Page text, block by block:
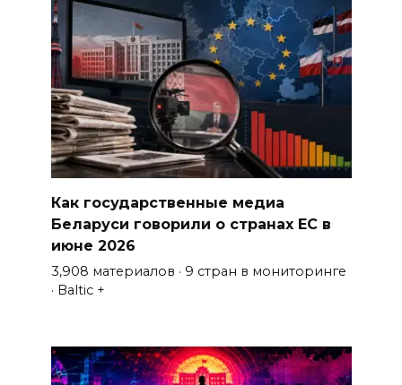
Как государственные медиа
Беларуси говорили о странах ЕС в
июне 2026
3,908 материалов · 9 стран в мониторинге
· Baltic +